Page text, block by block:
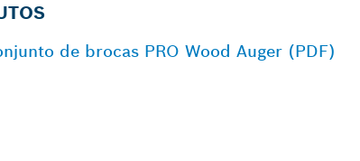
de brocas PRO Wood Auger (PDF)